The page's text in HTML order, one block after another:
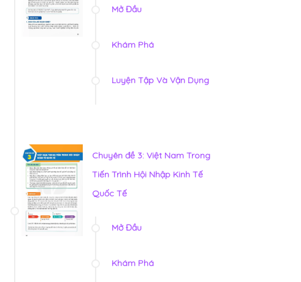
Mở Đầu
Khám Phá
Luyện Tập Và Vận Dụng
Chuyên đề 3: Việt Nam Trong
Tiến Trình Hội Nhập Kinh Tế
Quốc Tế
Mở Đầu
Khám Phá